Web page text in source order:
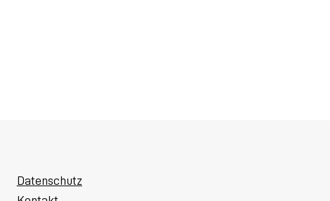
Datenschutz